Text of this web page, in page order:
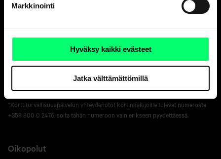
Markkinointi
Hyväksy kaikki evästeet
Jatka välttämättömillä
Aktia Finnair Visa asiakaspalvelu
010 247 050
Korttien sulkupalvelu 24 h*
Verkko­pankin sulku 24 h
*Korttiturvallisuuspalvelun yhteydenotot kortinhaltijoille tulevat numerosta
+358 800 0 2476, soita tähän numeroon vain erikseen pyydettäessä.
Oikopolut